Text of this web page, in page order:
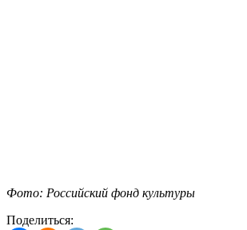
Фото: Российский фонд культуры
Поделиться: